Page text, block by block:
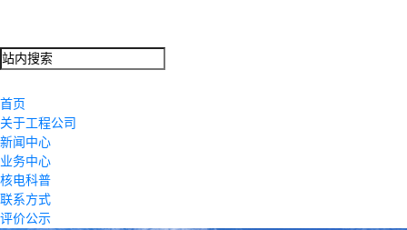
首页
关于工程公司
新闻中心
业务中心
核电科普
联系方式
评价公示